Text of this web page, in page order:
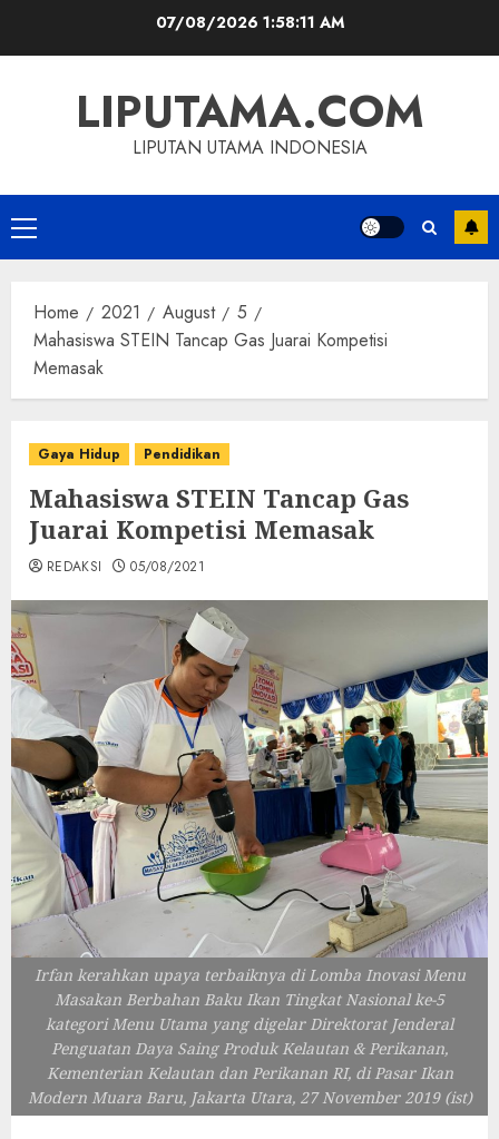
07/08/2026 1:58:12 AM
LIPUTAMA.COM
LIPUTAN UTAMA INDONESIA
Primary
Menu
Home 2021 August
5
Mahasiswa STEIN Tancap Gas Juarai Kompetisi
Memasak
Gaya Hidup Pendidikan
Mahasiswa STEIN Tancap Gas
Juarai Kompetisi Memasak
REDAKSI 05/08/2021
Irfan kerahkan upaya terbaiknya di Lomba Inovasi Menu
Masakan Berbahan Baku Ikan Tingkat Nasional ke-5
kategori Menu Utama yang digelar Direktorat Jenderal
Penguatan Daya Saing Produk Kelautan & Perikanan,
Kementerian Kelautan dan Perikanan RI, di Pasar Ikan
Modern Muara Baru, Jakarta Utara, 27 November 2019 (ist)